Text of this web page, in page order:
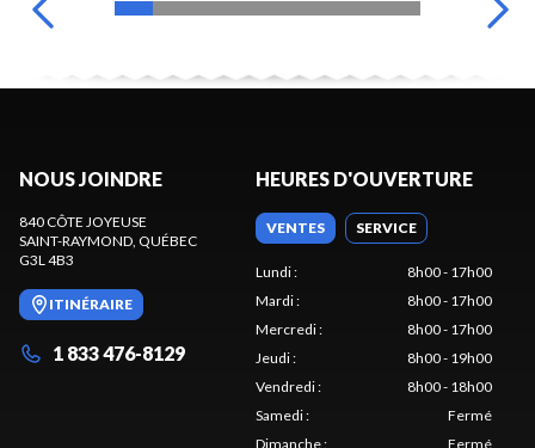
NOUS JOINDRE
840 CÔTE JOYEUSE
SAINT-RAYMOND, QUÉBEC
G3L 4B3
ITINÉRAIRE
1 833 476-8129
HEURES D'OUVERTURE
VENTES SERVICE
Lundi:
8h00 - 17h00
Mardi:
8h00 - 17h00
Mercredi:
8h00 - 17h00
Jeudi:
8h00 - 19h00
Vendredi:
8h00 - 18h00
Samedi:
Fermé
Dimanche: Fermé